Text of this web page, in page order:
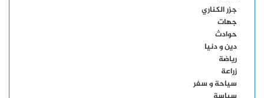
جزر الكناري
جهات
حوادث
دين و دنيا
رياضة
زراعة
سياحة و سفر